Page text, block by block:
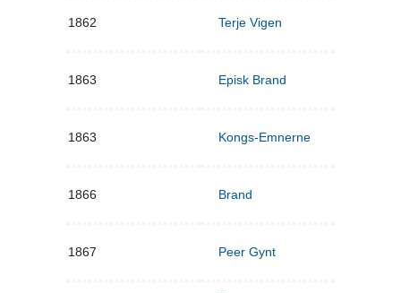
1862 Terje Vigen
1863 Episk Brand
1863 Kongs-Emnerne
1866 Brand
1867 Peer Gynt